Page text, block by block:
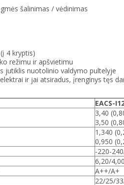
šalinimas / vėdinimas
4 kryptis)
režimu ir apšvietimu
jutiklis nuotolinio valdymo pultelyje
ir jai atsiradus, įrenginys tęs
EACS-
3,40
3,50
1,340
0,950
-220-
6,20/4,00
A++/A+
22/25/